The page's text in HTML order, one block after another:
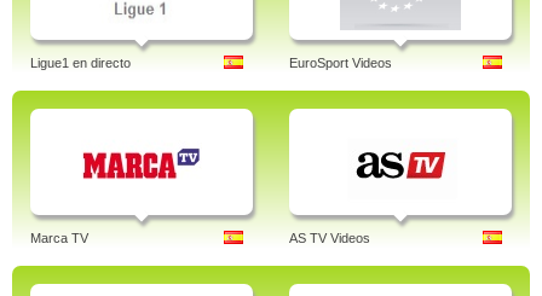
Ligue1 en directo EuroSport Videos
Marca TV AS TV Videos